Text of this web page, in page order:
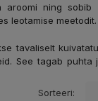
ning sobib
leotamise meetodit.
tavaliselt
See tagab puhta
Sorteeri: